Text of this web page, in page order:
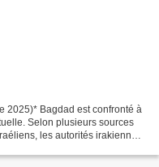
2025)* Bagdad est confronté à
Selon plusieurs sources
les autorités irakiennes